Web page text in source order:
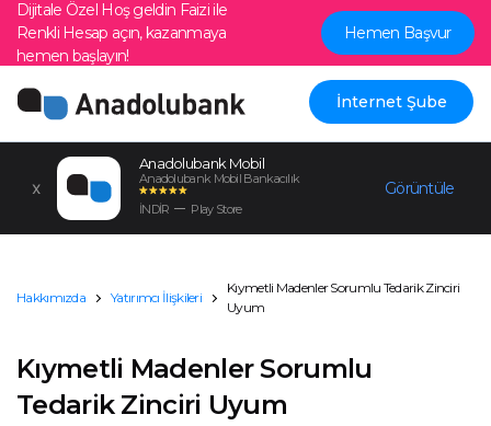
Dijitale Özel Hoş geldin Faizi ile
Renkli Hesap açın, kazanmaya
hemen başlayın!
Hemen Başvur
Anadolubank Mobil
Anadolubank Mobil Bankacılık
İNDİR
Play Store
Görüntüle
İnternet Şube
Hakkımızda Yatırımcı İlişkileri
Kıymetli Madenler Sorumlu Tedarik Zinciri
Uyum
Kıymetli Madenler Sorumlu
Tedarik Zinciri Uyum